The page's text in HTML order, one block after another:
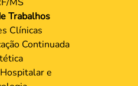
Trabalhos
Clínicas
Continuada
e